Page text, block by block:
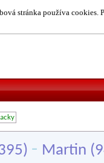
stránka používa cookies.
- Martin